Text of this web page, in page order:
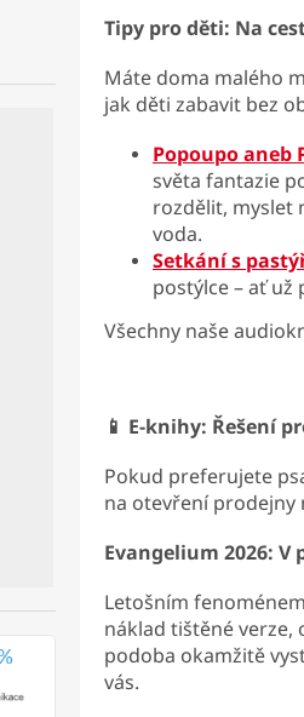
Tipy pro děti: Na
Máte doma malého
jak děti zabavit bez
Popoupo
světa fantazie
rozdělit, myslet
voda.
Setkání s
postýlce – ať
Všechny naše
📱 E-knihy: Řešení
Pokud preferujete
na otevření
Evangelium 2026:
Letošním
náklad tištěné verze,
podoba okamžitě
vás.